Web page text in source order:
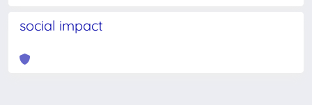
social impact